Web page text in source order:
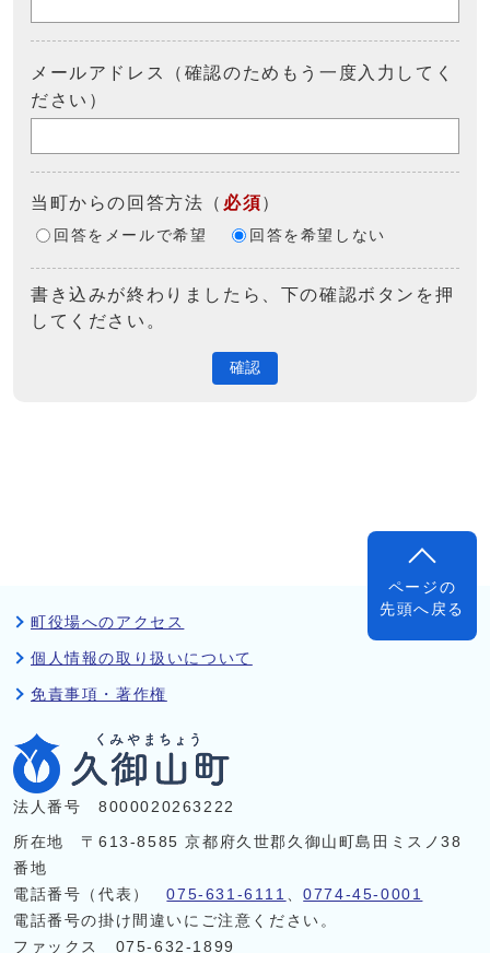
メールアドレス（確認のためもう一度入力してく
ださい）
当町からの回答方法 （ 必須）
回答をメールで希望 回答を希望しない
書き込みが終わりましたら、下の確認ボタンを押
してください。
確認
ページの
先頭へ戻る
町役場へのアクセス
個人情報の取り扱いについて
免責事項・著作権
法人番号 8000020263222
所在地 〒613-8585 京都府久世郡久御山町島田ミスノ38
番地
電話番号（代表）075-631-6111 、0774-45-0001
電話番号の掛け間違いにご注意ください。
ファックス 075-632-1899